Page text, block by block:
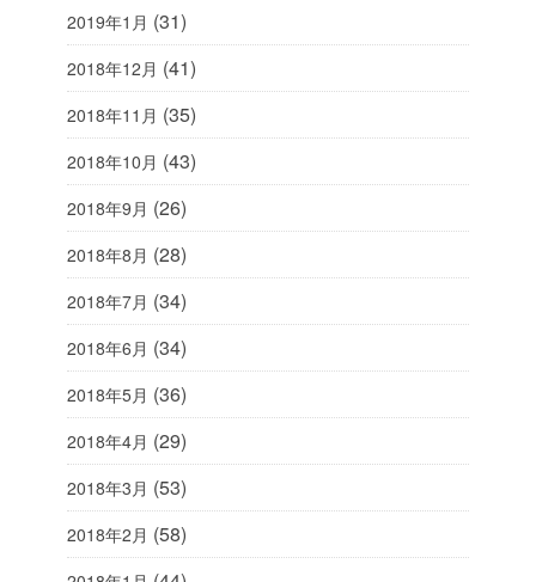
2019年1月 (31)
2018年12月 (41)
2018年11月 (35)
2018年10月 (43)
2018年9月 (26)
2018年8月 (28)
2018年7月 (34)
2018年6月 (34)
2018年5月 (36)
2018年4月 (29)
2018年3月 (53)
2018年2月 (58)